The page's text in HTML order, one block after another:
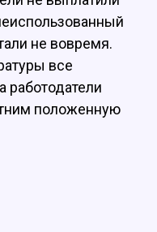
не вовремя.
все
работодатели
положенную